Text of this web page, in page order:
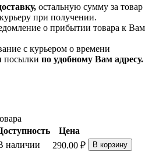
остальную сумму за товар
при получении.
о прибытии товара к Вам
с курьером о времени
посылки по удобному Вам адресу.
Цена
наличии 290.00 ₽ В корзину